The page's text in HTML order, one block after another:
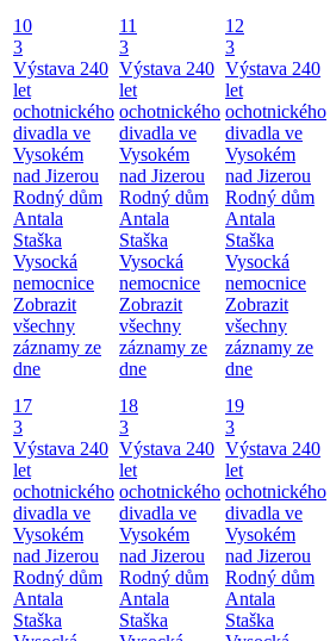
10
3
Výstava 240
let
ochotnického
divadla ve
Vysokém
nad Jizerou
Rodný dům
Antala
Staška
Vysocká
nemocnice
Zobrazit
všechny
záznamy ze
dne
11
3
Výstava 240
let
ochotnického
divadla ve
Vysokém
nad Jizerou
Rodný dům
Antala
Staška
Vysocká
nemocnice
Zobrazit
všechny
záznamy ze
dne
12
3
Výstava 240
let
ochotnického
divadla ve
Vysokém
nad Jizerou
Rodný dům
Antala
Staška
Vysocká
nemocnice
Zobrazit
všechny
záznamy ze
dne
17
3
Výstava 240
let
ochotnického
divadla ve
Vysokém
nad Jizerou
Rodný dům
Antala
Staška
18
3
Výstava 240
let
ochotnického
divadla ve
Vysokém
nad Jizerou
Rodný dům
Antala
Staška
19
3
Výstava 240
let
ochotnického
divadla ve
Vysokém
nad Jizerou
Rodný dům
Antala
Staška